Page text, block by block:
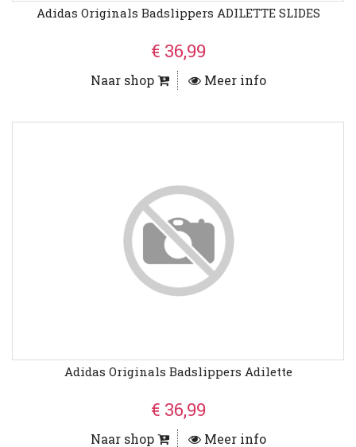
Adidas Originals Badslippers ADILETTE SLIDES
€ 36,99
Naar shop Meer info
Adidas Originals Badslippers Adilette
€ 36,99
Naar shop Meer info